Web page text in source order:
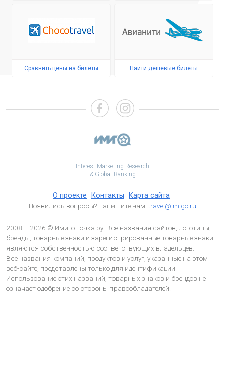
Сравнить цены на билеты Найти дешёвые билеты
Interest Marketing Research
& Global Ranking
О проекте Контакты Карта сайта
Появились вопросы? Напишите нам:travel@imigo.ru
2008 – 2026 © Имиго точка ру. Все названия сайтов, логотипы,
бренды, товарные знаки и зарегистрированные товарные знаки
являются собственностью соответствующих владельцев.
Все названия компаний, продуктов и услуг, указанные на этом
веб-сайте, представлены только для идентификации.
Использование этих названий, товарных знаков и брендов не
означает одобрение со стороны правообладателей.